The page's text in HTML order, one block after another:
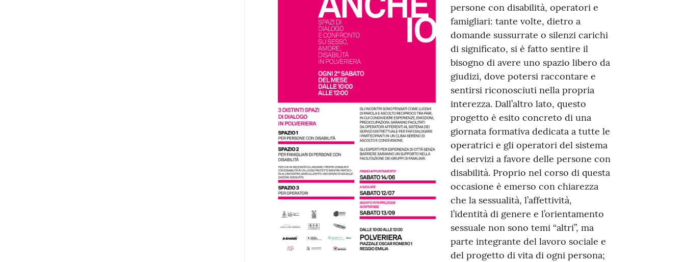
persone con disabilità, operatori e
famigliari: tante volte, dietro a
domande sussurrate o silenzi carichi
di significato, si è fatto sentire il
bisogno di avere uno spazio libero da
giudizi, dove potersi raccontare e
sentirsi riconosciuti nella propria
interezza. Dall’altro lato, questo
progetto è esito concreto di una
giornata formativa dedicata a tutte le
operatrici e gli operatori del sistema
dei servizi a favore delle persone con
disabilità. Proprio nel corso di questa
occasione è emerso con chiarezza
che la sessualità, l’affettività,
l’identità di genere e l’orientamento
sessuale non sono temi “altri”, ma
parte integrante del lavoro sociale e
del progetto di vita di ogni persona;